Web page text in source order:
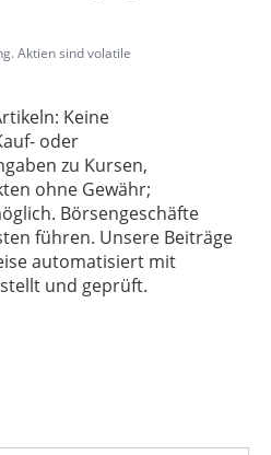
Aktien sind volatile
Keine
oder
zu Kursen,
ohne Gewähr;
Börsengeschäfte
führen. Unsere Beiträge
automatisiert mit
und geprüft.